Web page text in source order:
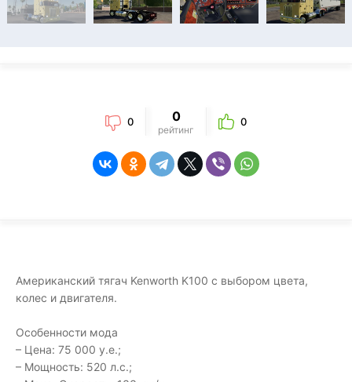
0 0
рейтинг
0
Американский тягач Kenworth K100 с выбором цвета,
колес и двигателя.
Особенности мода
– Цена: 75 000 у.е.;
– Мощность: 520 л.с.;